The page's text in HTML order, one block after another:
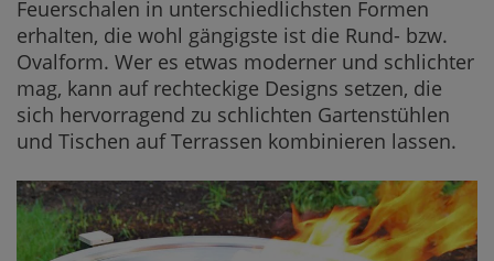
Feuerschalen in unterschiedlichsten Formen
erhalten, die wohl gängigste ist die Rund- bzw.
Ovalform. Wer es etwas moderner und schlichter
mag, kann auf rechteckige Designs setzen, die
sich hervorragend zu schlichten Gartenstühlen
und Tischen auf Terrassen kombinieren lassen.